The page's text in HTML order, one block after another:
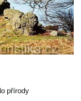
přírody